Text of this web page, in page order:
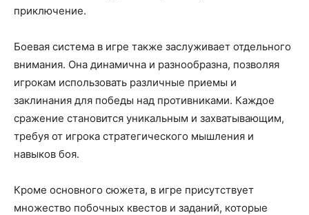
приключение.
Боевая система в игре также заслуживает отдельного
внимания. Она динамична и разнообразна, позволяя
игрокам использовать различные приемы и
заклинания для победы над противниками. Каждое
сражение становится уникальным и захватывающим,
требуя от игрока стратегического мышления и
навыков боя.
Кроме основного сюжета, в игре присутствует
множество побочных квестов и заданий, которые